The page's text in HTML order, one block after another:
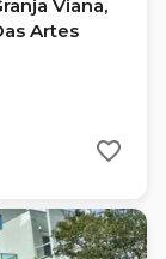
Viana,
Artes